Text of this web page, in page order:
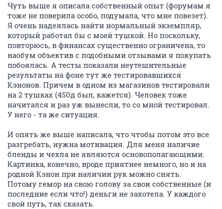
Чуть выше я описала собственный опыт (форумам я
тоже не поверила особо, подумала, что мне повезет).
Я очень надеялась найти нормальный экземпляр,
который работал бы с моей тушкой. Но поскольку,
повторюсь, в финансах существенно ограничена, то
наобум объектив с подобными отзывами я покупать
побоялась. А тесты показали неутешительные
результаты на фоне тут же тестировавшихся
Кэнонов. Причем в одном из магазинов тестировали
на 2 тушках (450д был, кажется). Человек тоже
начитался и раз уж вынесли, то со мной тестировал.
У него - та же ситуация.
И опять же выше написала, что чтобы потом это все
разгребать, нужна мотивация. Для меня наличие
бленды и чехла не являются основополагающими.
Картинка, конечно, вроде приятнее немного, но и на
родной Кэнон при наличии рук можно снять.
Потому гемор на свою голову за свои собственные (и
последние если что!) деньги не захотела. У каждого
свой путь, так сказать.